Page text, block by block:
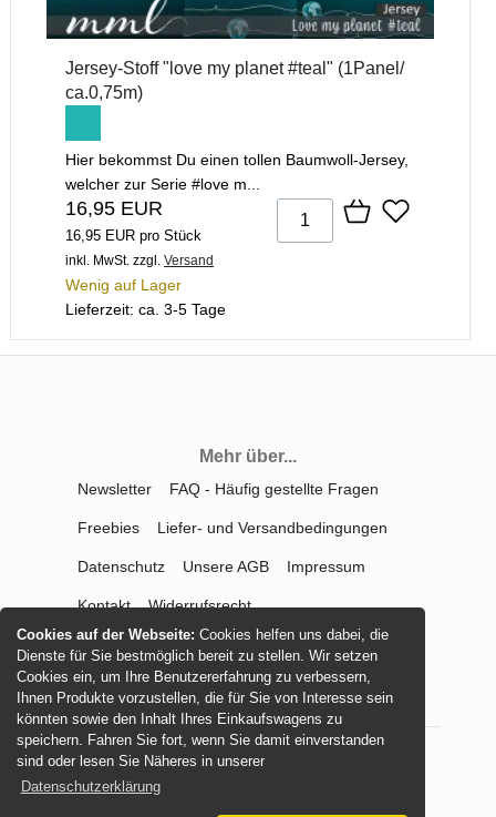
Cookies auf der Webseite:Cookies helfen uns dabei, die
Dienste für Sie bestmöglich bereit zu stellen. Wir setzen
Cookies ein, um Ihre Benutzererfahrung zu verbessern,
Ihnen Produkte vorzustellen, die für Sie von Interesse sein
könnten sowie den Inhalt Ihres Einkaufswagens zu
speichern. Fahren Sie fort, wenn Sie damit einverstanden
sind oder lesen Sie Näheres in unserer
Datenschutzerklärung
Jersey-Stoff "love my planet #teal" (1Panel/
ca.0,75m)
Hier bekommst Du einen tollen Baumwoll-Jersey,
welcher zur Serie #love m...
16,95 EUR
16,95 EUR pro Stück
inkl. MwSt. zzgl. Versand
Wenig auf Lager
Lieferzeit: ca. 3-5 Tage
Mehr über...
Newsletter FAQ - Häufig gestellte Fragen
Freebies Liefer- und Versandbedingungen
Datenschutz Unsere AGB Impressum
Kontakt Widerrufsrecht
Vertrag widerrufen